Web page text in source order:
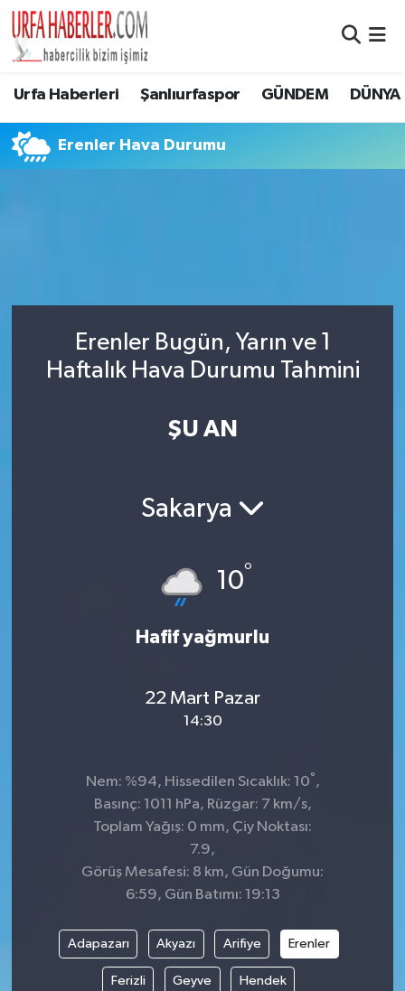
Urfa Haberleri Şanlıurfaspor GÜNDEM DÜNYA
Erenler Hava Durumu
Erenler Bugün, Yarın ve 1
Haftalık Hava Durumu Tahmini
ŞU AN
Sakarya
10°
Hafif yağmurlu
22 Mart Pazar
14:30
Nem: %94, Hissedilen Sıcaklık: 10°,
Basınç: 1011 hPa, Rüzgar: 7 km/s,
Toplam Yağış: 0 mm, Çiy Noktası:
7.9,
Görüş Mesafesi: 8 km, Gün Doğumu:
6:59, Gün Batımı: 19:13
Adapazarı Akyazı Arifiye Erenler
Ferizli Geyve Hendek
Şanlıurfa Nöbetçi Eczaneler
Son Dakika Haberleri